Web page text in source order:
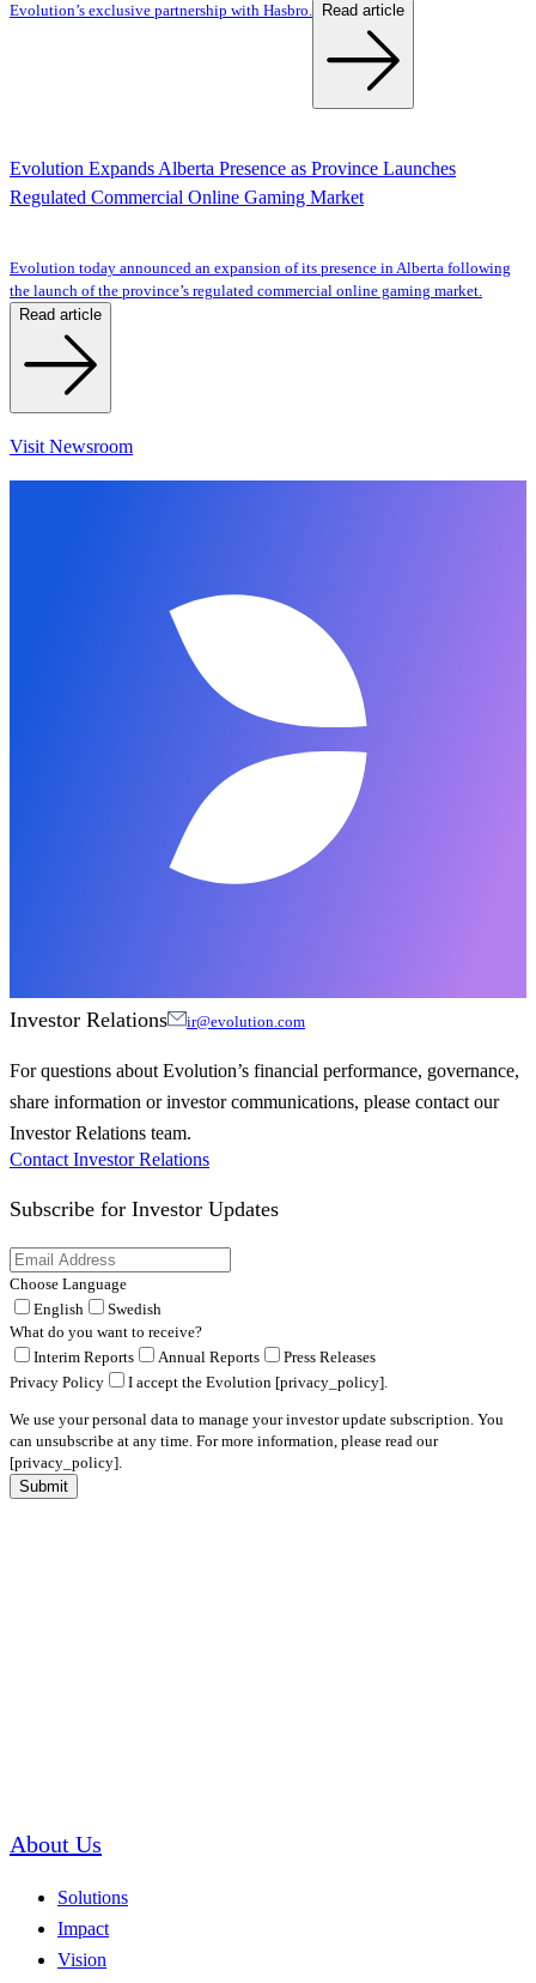
Evolution’s exclusive partnership with Hasbro.
Read article
Evolution Expands Alberta Presence as Province Launches
Regulated Commercial Online Gaming Market
Evolution today announced an expansion of its presence in Alberta following
the launch of the province’s regulated commercial online gaming market.
Read article
Visit Newsroom
Investor Relations ir@evolution.com
For questions about Evolution’s financial performance, governance,
share information or investor communications, please contact our
Investor Relations team.
Contact Investor Relations
Subscribe for Investor Updates
Choose Language
English
Swedish
What do you want to receive?
Interim Reports
Annual Reports
Press Releases
Privacy Policy
I accept the Evolution [privacy_policy].
We use your personal data to manage your investor update subscription. You
can unsubscribe at any time. For more information, please read our
[privacy_policy].
Submit
About Us
Solutions
Impact
Vision